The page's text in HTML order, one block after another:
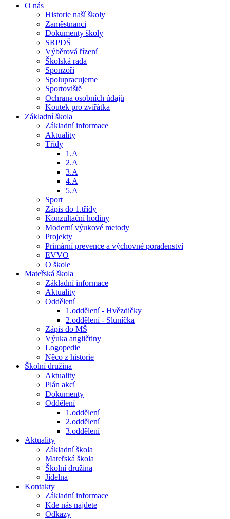
O nás
Historie naší školy
Zaměstnanci
Dokumenty školy
SRPDŠ
Výběrová řízení
Školská rada
Sponzoři
Spolupracujeme
Sportoviště
Ochrana osobních údajů
Koutek pro zvířátka
Základní škola
Základní informace
Aktuality
Třídy
1.A
2.A
3.A
4.A
5.A
Sport
Zápis do 1.třídy
Konzultační hodiny
Moderní výukové metody
Projekty
Primární prevence a výchovné poradenství
EVVO
O škole
Mateřská škola
Základní informace
Aktuality
Oddělení
1.oddělení - Hvězdičky
2.oddělení - Sluníčka
Zápis do MŠ
Výuka angličtiny
Logopedie
Něco z historie
Školní družina
Aktuality
Plán akcí
Dokumenty
Oddělení
1.oddělení
2.oddělení
3.oddělení
Aktuality
Základní škola
Mateřská škola
Školní družina
Jídelna
Kontakty
Základní informace
Kde nás najdete
Odkazy